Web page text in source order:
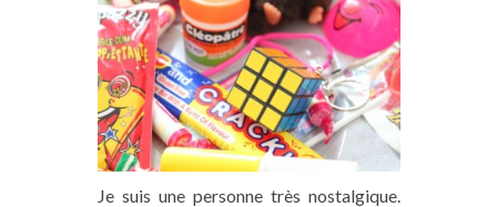
Je suis une personne très nostalgique.